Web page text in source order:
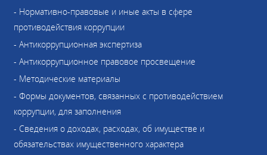
- Нормативно-правовые и иные акты в сфере
противодействия коррупции
- Антикоррупционная экспертиза
- Антикоррупционное правовое просвещение
- Методические материалы
- Формы документов, связанных с противодействием
коррупции, для заполнения
- Сведения о доходах, расходах, об имуществе и
обязательствах имущественного характера